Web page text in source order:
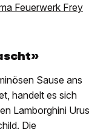
Feuerwerk Frey
Sause ans
handelt es sich
Lamborghini Urus
Die